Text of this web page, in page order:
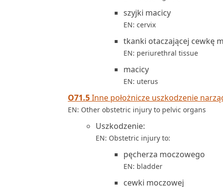
szyjki macicy
EN: cervix
tkanki otaczającej cewkę
EN: periurethral tissue
macicy
EN: uterus
O71.5Inne położnicze uszkodzenie
EN: Other obstetric injury to pelvic organs
Uszkodzenie:
EN: Obstetric injury to:
pęcherza moczowego
EN: bladder
cewki moczowej